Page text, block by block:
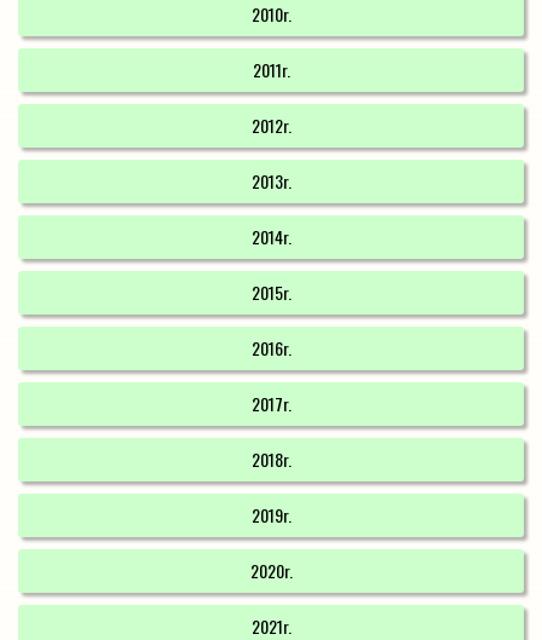
2010r.
2011r.
2012r.
2013r.
2014r.
2015r.
2016r.
2017r.
2018r.
2019r.
2020r.
2021r.